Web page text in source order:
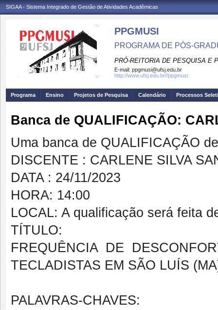
SIGAA - Sistema Integrado de Gestão de Atividades Acadêmicas
PPGMUSI
PROGRAMA DE PÓS-
PRÓ-REITORIA DE PESQUISA E
E-mail: ppgmusi@ufsj.edu.br
http://www.ufsj.edu.br//ppgmusi
Programa Ensino Projetos de Pesquisa Calendário Processos
Banca de QUALIFICAÇÃO:
Uma banca de QUALIFICAÇÃO
DISCENTE : CARLENE SILVA
DATA : 24/11/2023
HORA: 14:00
LOCAL: A qualificação será feita
TÍTULO:
FREQUÊNCIA DE
TECLADISTAS EM SÃO LUÍS
PALAVRAS-CHAVES: